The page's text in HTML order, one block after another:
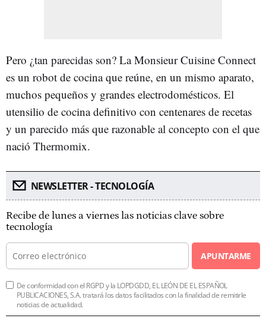
Pero ¿tan parecidas son? La Monsieur Cuisine Connect
es un robot de cocina que reúne, en un mismo aparato,
muchos pequeños y grandes electrodomésticos. El
utensilio de cocina definitivo con centenares de recetas
y un parecido más que razonable al concepto con el que
nació Thermomix.
NEWSLETTER - TECNOLOGÍA
Recibe de lunes a viernes las noticias clave sobre
tecnología
APUNTARME
De conformidad con el RGPD y la LOPDGDD, EL LEÓN DE EL ESPAÑOL
PUBLICACIONES, S.A. tratará los datos facilitados con la finalidad de remitirle
noticias de actualidad.